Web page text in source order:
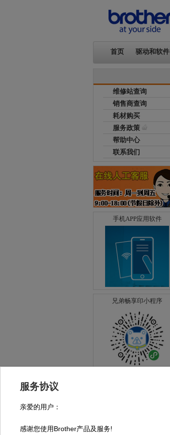
服务协议
亲爱的用户：
感谢您使用Brother产品及服务!
首页 驱动和软件
维修站查询
销售商查询
耗材购买
服务政策
帮助中心
联系我们
手机APP应用软件
兄弟畅享印小程序